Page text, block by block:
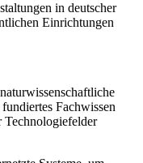
in deutscher
Einrichtungen
Fachwissen
Technologiefelder